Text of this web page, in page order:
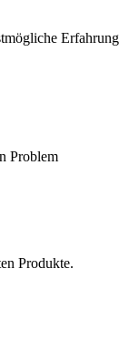
Erfahrung
Problem
Produkte.